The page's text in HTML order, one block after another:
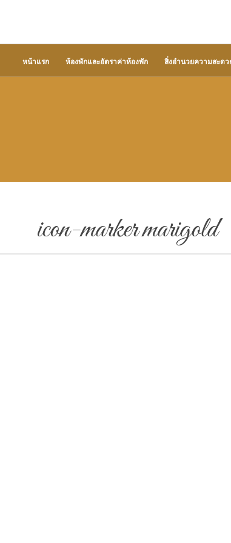
หน้าแรก ห้องพักและอัตราค่าห้องพัก สิ่งอำนวยความสะดว
icon-marker marigold